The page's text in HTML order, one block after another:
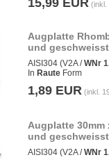
15,99 EUR (inkl.
Augplatte
und geschweisst
AISI304 (V2A /WNr
In Raute Form
1,89 EUR (inkl.
Augplatte 30mm
und geschweisst
AISI304 (V2A /WNr